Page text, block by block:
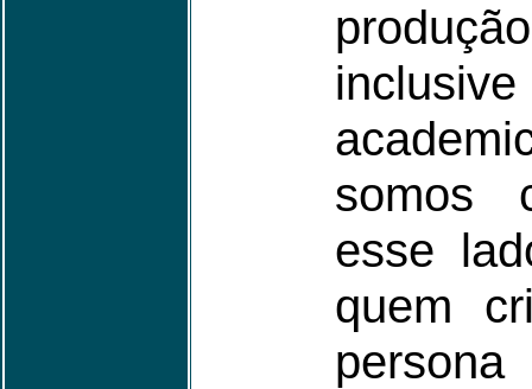
inclusive
somos
esse
quem